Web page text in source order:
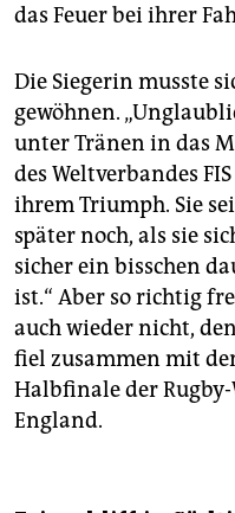
das Feuer bei ihrer
Die Siegerin musste
gewöhnen.
unter Tränen in das
des Weltverbandes
ihrem Triumph. Sie sei
später noch, als sie
sicher ein bisschen
ist.“ Aber so richtig
auch wieder nicht,
fiel zusammen mit
Halbfinale der
England.